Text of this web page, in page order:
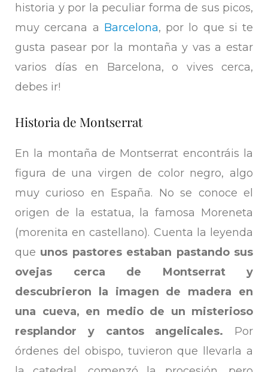
historia y por la peculiar forma de sus picos,
muy cercana a Barcelona, por lo que si te
gusta pasear por la montaña y vas a estar
varios días en Barcelona, o vives cerca,
debes ir!
Historia de Montserrat
En la montaña de Montserrat encontráis la
figura de una virgen de color negro, algo
muy curioso en España. No se conoce el
origen de la estatua, la famosa Moreneta
(morenita en castellano). Cuenta la leyenda
que unos pastores estaban pastando sus
ovejas cerca de Montserrat y
descubrieron la imagen de madera en
una cueva, en medio de un misterioso
resplandor y cantos angelicales. Por
órdenes del obispo, tuvieron que llevarla a